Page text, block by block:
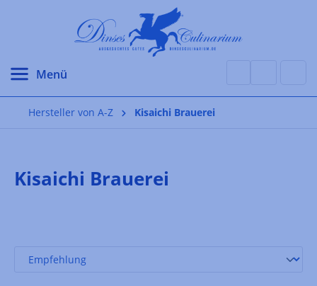
Hersteller von A-Z Kisaichi Brauerei
Kisaichi Brauerei